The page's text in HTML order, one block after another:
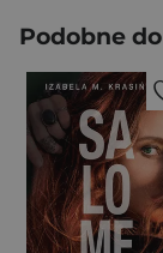
Podobne